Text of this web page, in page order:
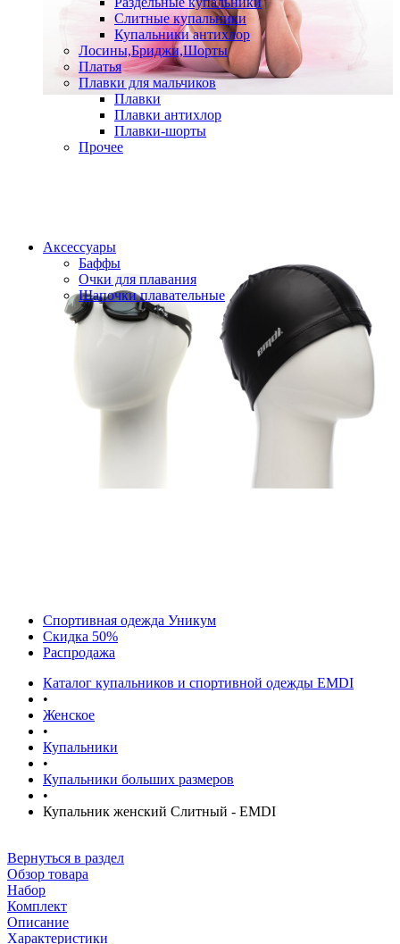
Слитные купальники
Купальники антихлор
Лосины,Бриджи,Шорты
Платья
Плавки для мальчиков
Плавки
Плавки антихлор
Плавки-шорты
Прочее
Аксессуары
Баффы
Очки для плавания
Шапочки плавательные
Спортивная одежда Уникум
Скидка 50%
Распродажа
Каталог купальников и спортивной одежды EMDI
•
Женское
•
Купальники
•
Купальники больших размеров
•
Купальник женский Слитный - EMDI
Вернуться в раздел
Обзор товара
Набор
Комплект
Описание
Характеристики